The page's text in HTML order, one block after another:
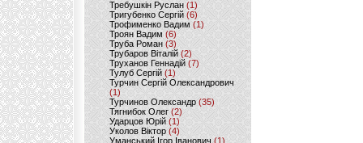
Требушкін Руслан (1)
Тригубенко Сергій(6)
Трофименко Вадим (1)
Троян Вадим (6)
Труба Роман(3)
Трубаров Віталій (2)
Труханов Геннадій (7)
Тулуб Сергій(1)
Турчин Сергій Олександрович
(1)
Турчинов Олександр(35)
Тягнибок Олег (2)
Ударцов Юрій (1)
Уколов Віктор(4)
Уманський Ігор Іванович(1)